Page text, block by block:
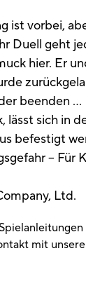
ist vorbei,
Duell geht
hier. Er
beenden …
lässt sich in
befestigt
–
Ltd.
mit